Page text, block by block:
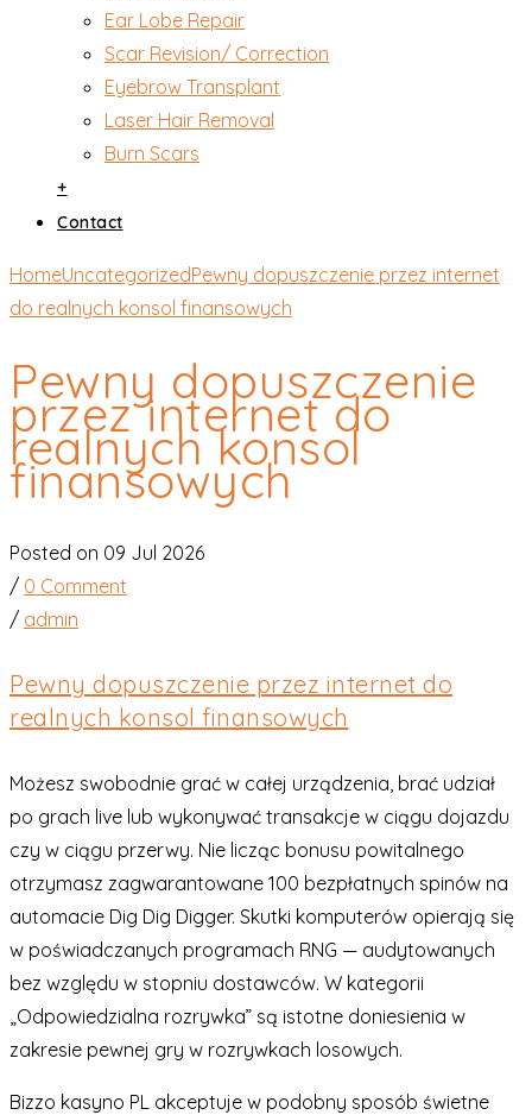
Ear Lobe Repair
Scar Revision/ Correction
Eyebrow Transplant
Laser Hair Removal
Burn Scars
+
Contact
HomeUncategorizedPewny dopuszczenie przez internet
do realnych konsol finansowych
Pewny dopuszczenie
przez internet do
realnych konsol
finansowych
Posted on 09 Jul 2026
/ 0 Comment
/ admin
Pewny dopuszczenie przez internet do
realnych konsol finansowych
Możesz swobodnie grać w całej urządzenia, brać udział
po grach live lub wykonywać transakcje w ciągu dojazdu
czy w ciągu przerwy. Nie licząc bonusu powitalnego
otrzymasz zagwarantowane 100 bezpłatnych spinów na
automacie Dig Dig Digger. Skutki komputerów opierają się
w poświadczanych programach RNG — audytowanych
bez względu w stopniu dostawców. W kategorii
„Odpowiedzialna rozrywka” są istotne doniesienia w
zakresie pewnej gry w rozrywkach losowych.
Bizzo kasyno PL akceptuje w podobny sposób świetne